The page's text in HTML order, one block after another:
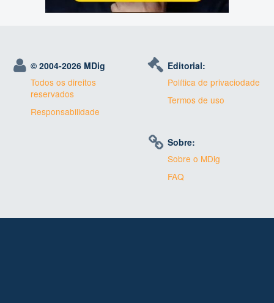
© 2004-2026 MDig
Todos os direitos
reservados
Responsabilidade
Editorial:
Política de privaciodade
Termos de uso
Sobre:
Sobre o MDig
FAQ